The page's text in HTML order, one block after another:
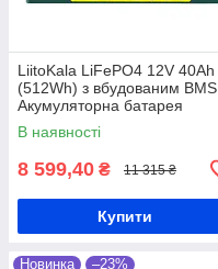
LiitoKala LiFePO4 12V 40Ah
(512Wh) з вбудованим BMS
Акумуляторна батарея
В наявності
8 599,40 ₴ 11 315 ₴
Купити
Новинка –23%